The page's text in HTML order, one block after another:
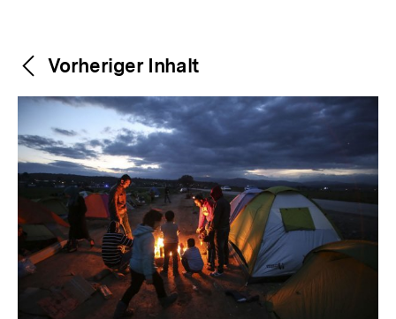
Weitere
Inhalte
Content-
Navigation
Vorheriger Inhalt